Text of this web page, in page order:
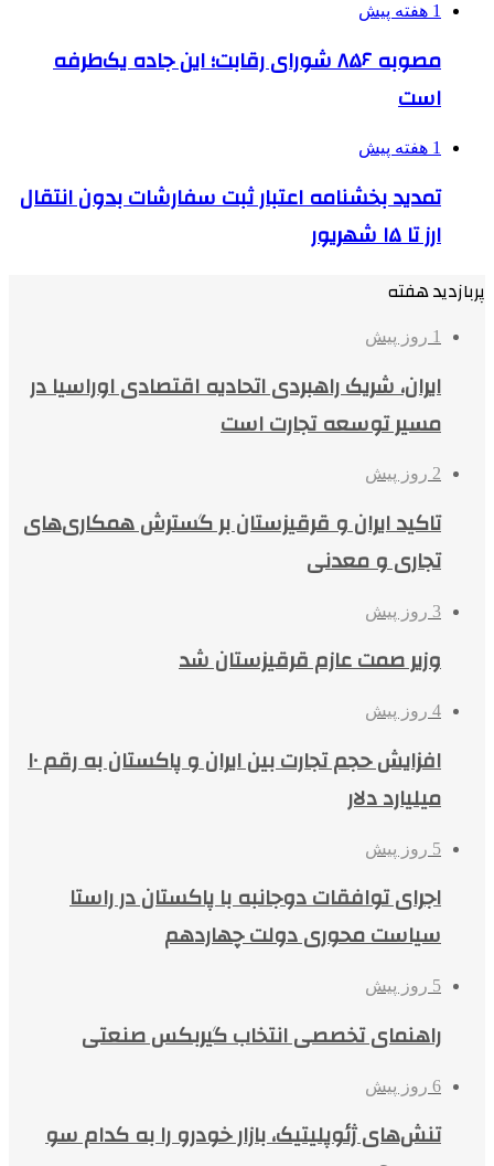
1 هفته پیش
مصوبه ۸۵۶ شورای رقابت؛ این جاده یک‌طرفه
است
1 هفته پیش
تمدید بخشنامه اعتبار ثبت سفارشات بدون انتقال
ارز تا ۱۵ شهریور
پربازدید هفته
1 روز پیش
ایران، شریک راهبردی اتحادیه اقتصادی اوراسیا در
مسیر توسعه تجارت است
2 روز پیش
تاکید ایران و قرقیزستان بر گسترش همکاری‌های
تجاری و معدنی
3 روز پیش
وزیر صمت عازم قرقیزستان شد
4 روز پیش
افزایش حجم تجارت بین ایران و پاکستان به رقم ۱۰
میلیارد دلار
5 روز پیش
اجرای توافقات دوجانبه با پاکستان در راستا
سیاست محوری دولت چهاردهم
5 روز پیش
راهنمای تخصصی انتخاب گیربکس صنعتی
6 روز پیش
تنش‌های ژئوپلیتیک، بازار خودرو را به کدام سو